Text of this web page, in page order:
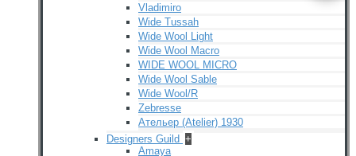
Vladimiro
Wide Tussah
Wide Wool Light
Wide Wool Macro
WIDE WOOL MICRO
Wide Wool Sable
Wide Wool/R
Zebresse
Ательер (Atelier) 1930
Designers Guild +
Amaya